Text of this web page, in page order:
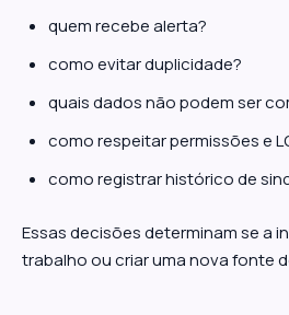
quem recebe alerta?
como evitar duplicidade?
quais dados não podem ser
como respeitar permissões e
como registrar histórico de
Essas decisões determinam se a
trabalho ou criar uma nova fonte